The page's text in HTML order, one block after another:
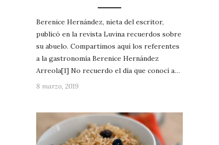
Berenice Hernández, nieta del escritor,
publicó en la revista Luvina recuerdos sobre
su abuelo. Compartimos aquí los referentes
a la gastronomía Berenice Hernández
Arreola[1] No recuerdo el día que conocí a…
8 marzo, 2019